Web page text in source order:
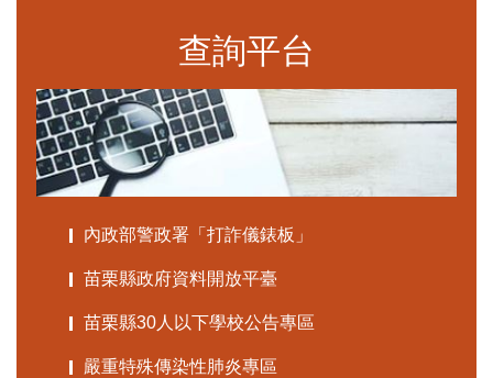
查詢平台
內政部警政署「打詐儀錶板」
苗栗縣政府資料開放平臺
苗栗縣30人以下學校公告專區
嚴重特殊傳染性肺炎專區